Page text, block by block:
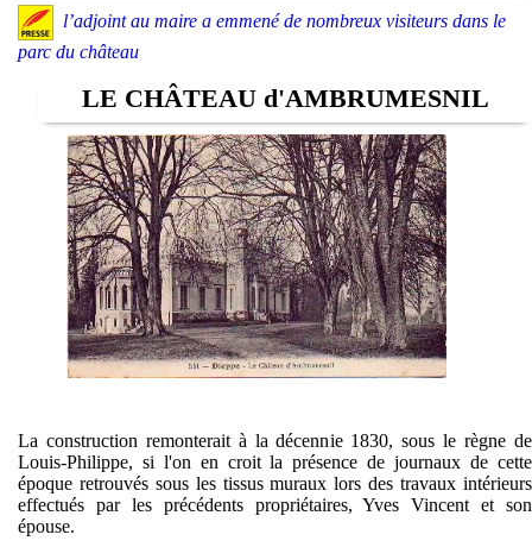
l’adjoint au maire a emmené de nombreux visiteurs dans le
parc du château
LE CHÂTEAU d'AMBRUMESNIL
La construction remonterait à la décennie 1830, sous le règne de
Louis-Philippe, si l'on en croit la présence de journaux de cette
époque retrouvés sous les tissus muraux lors des travaux intérieurs
effectués par les précédents propriétaires, Yves Vincent et son
épouse.